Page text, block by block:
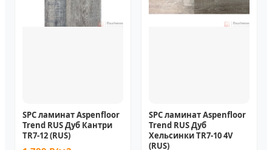
SPC ламинат Aspenfloor
Trend RUS Дуб Кантри
TR7-12 (RUS)
SPC ламинат Aspenfloor
Trend RUS Дуб
Хельсинки TR7-10 4V
(RUS)